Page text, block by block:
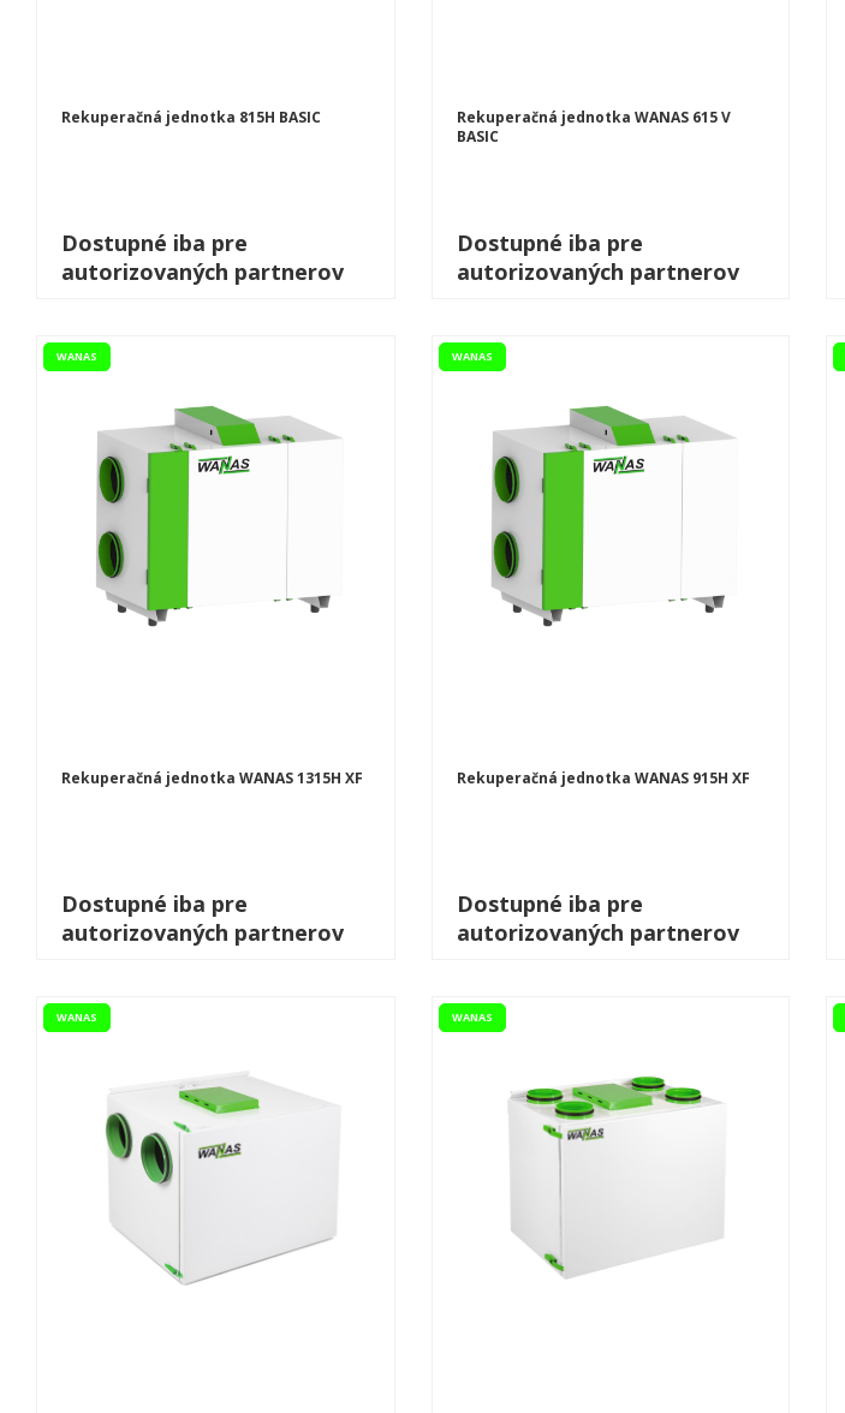
Rekuperačná jednotka 815H BASIC
Dostupné iba pre
autorizovaných partnerov
Rekuperačná jednotka WANAS 615 V
BASIC
Dostupné iba pre
autorizovaných partnerov
WANAS
Rekuperačná jednotka WANAS 1315H XF
Dostupné iba pre
autorizovaných partnerov
WANAS
Rekuperačná jednotka WANAS 915H XF
Dostupné iba pre
autorizovaných partnerov
WANAS WANAS